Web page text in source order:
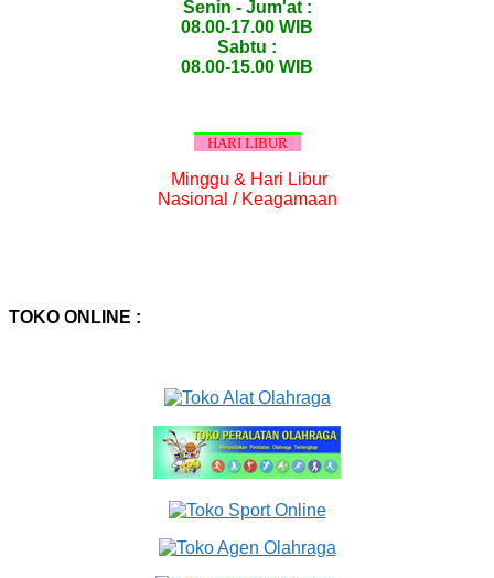
Senin - Jum'at :
08.00-17.00 WIB
Sabtu :
08.00-15.00 WIB
HARI LIBUR
Minggu & Hari Libur
Nasional / Keagamaan
TOKO ONLINE :